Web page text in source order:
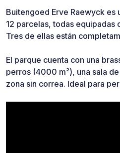
Buitengoed Erve Raewyck es
12 parcelas, todas equipadas
Tres de ellas están
El parque cuenta con una
perros (4000 m²), una sala
zona sin correa. Ideal para